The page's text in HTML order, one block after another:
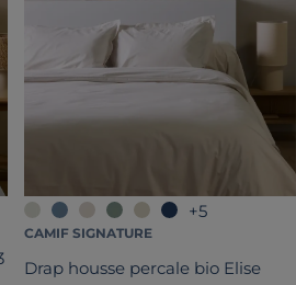
+5
CAMIF SIGNATURE
Drap housse percale bio Elise